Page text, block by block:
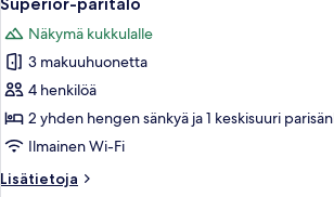
all'aperto)
kuvat
kaksi
sänkyä)
idromassaggio
all'aperto)
kaikki
huonetyypin
Superior-
paritalo
kuvat
Näkymä kukkulalle
3 makuuhuonetta
4 henkilöä
2 yhden hengen sänkyä ja 1 keskisuuri
Ilmainen Wi-Fi
Lisätietoja
Lisätietoja